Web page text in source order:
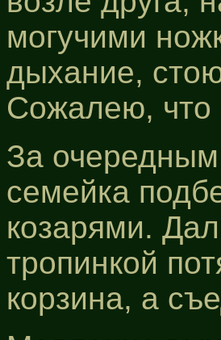
могучими
дыхание,
Сожалею, что
За
семейка
козарями.
тропинкой
корзина, а